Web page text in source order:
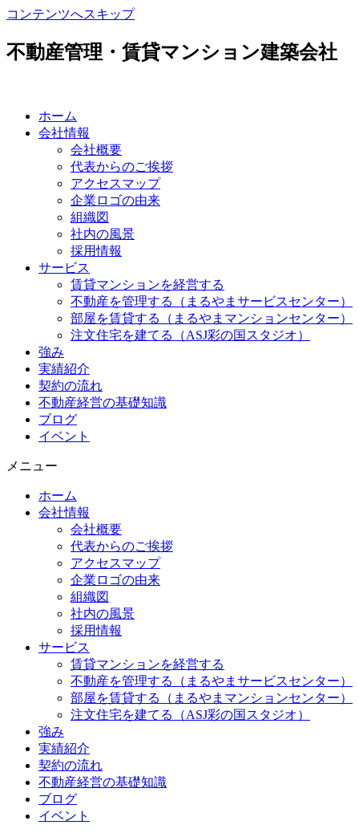
コンテンツへスキップ
不動産管理・賃貸マンション建築会社
ホーム
会社情報
会社概要
代表からのご挨拶
アクセスマップ
企業ロゴの由来
組織図
社内の風景
採用情報
サービス
賃貸マンションを経営する
不動産を管理する（まるやまサービスセンター）
部屋を賃貸する（まるやまマンションセンター）
注文住宅を建てる（ASJ彩の国スタジオ）
強み
実績紹介
契約の流れ
不動産経営の基礎知識
ブログ
イベント
メニュー
ホーム
会社情報
会社概要
代表からのご挨拶
アクセスマップ
企業ロゴの由来
組織図
社内の風景
採用情報
サービス
賃貸マンションを経営する
不動産を管理する（まるやまサービスセンター）
部屋を賃貸する（まるやまマンションセンター）
注文住宅を建てる（ASJ彩の国スタジオ）
強み
実績紹介
契約の流れ
不動産経営の基礎知識
ブログ
イベント